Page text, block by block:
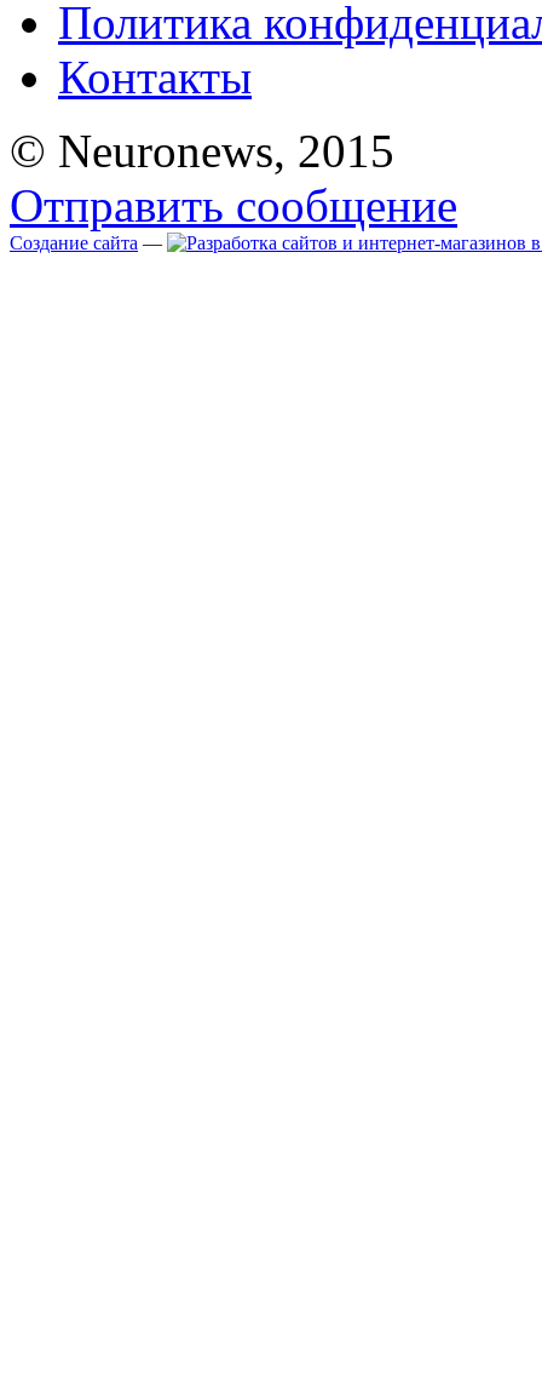
Политика
Контакты
© Neuronews, 2015
Отправить сообщение
Создание сайта —